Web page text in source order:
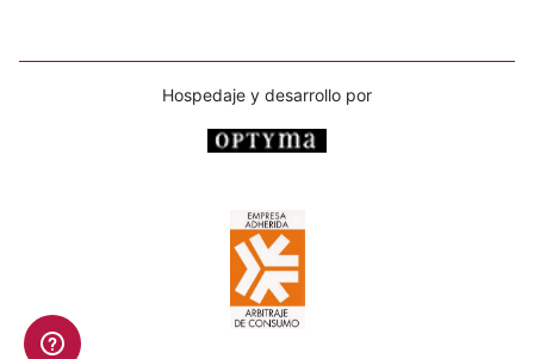
Hospedaje y desarrollo por